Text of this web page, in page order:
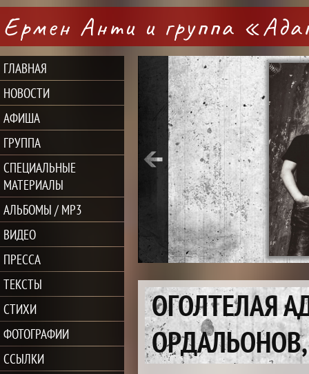
Ермен Анти и группа
ГЛАВНАЯ
НОВОСТИ
АФИША
ГРУППА
СПЕЦИАЛЬНЫЕ
МАТЕРИАЛЫ
АЛЬБОМЫ / MP3
ВИДЕО
ПРЕССА
ТЕКСТЫ
СТИХИ
ФОТОГРАФИИ
ССЫЛКИ
ОГОЛТЕЛАЯ
ОРДАЛЬОНОВ,